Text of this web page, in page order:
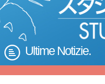
Ultime Notizie.